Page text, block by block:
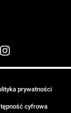
prywatności
cyfrowa